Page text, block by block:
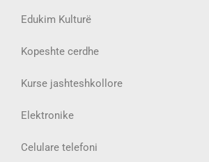
Edukim Kulturë
Kopeshte cerdhe
Kurse jashteshkollore
Elektronike
Celulare telefoni